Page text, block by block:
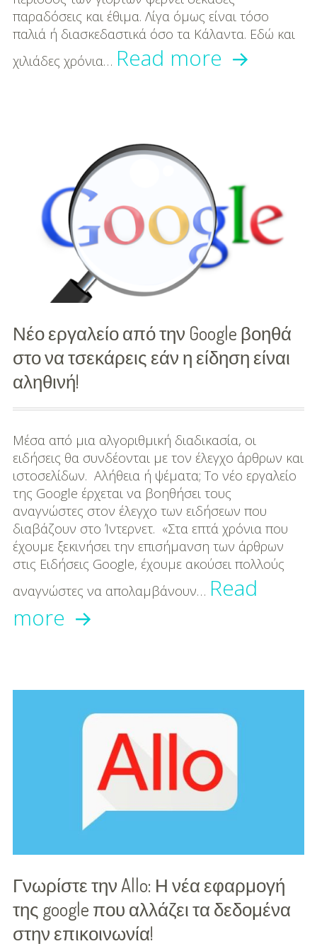
παραδόσεις και έθιμα. Λίγα όμως είναι τόσο
παλιά ή διασκεδαστικά όσο τα Κάλαντα. Εδώ και
χιλιάδες χρόνια… Read more Το
τα
κάλαντα!
Νέο εργαλείο από την Google βοηθά
στο να τσεκάρεις εάν η είδηση είναι
αληθινή!
Μέσα από μια αλγοριθμική διαδικασία, οι
ειδήσεις θα συνδέονται με τον έλεγχο άρθρων και
ιστοσελίδων. Αλήθεια ή ψέματα; Το νέο εργαλείο
της Google έρχεται να βοηθήσει τους
αναγνώστες στον έλεγχο των ειδήσεων που
διαβάζουν στο Ίντερνετ. «Στα επτά χρόνια που
έχουμε ξεκινήσει την επισήμανση των άρθρων
στις Ειδήσεις Google, έχουμε ακούσει πολλούς
αναγνώστες να απολαμβάνουν… Read
more Νέο
την
Google
βοηθά
στο
να
τσεκάρεις
εάν
η
είδηση
Γνωρίστε την Allo: Η νέα εφαρμογή
της google που αλλάζει τα δεδομένα
στην επικοινωνία!